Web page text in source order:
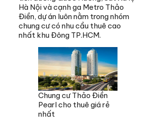
Hà Nội và cạnh ga Metro Thảo
Điền, dự án luôn nằm trong nhóm
chung cư có nhu cầu thuê cao
nhất khu Đông TP.HCM.
Chung cư Thảo Điền
Pearl cho thuê giá rẻ
nhất